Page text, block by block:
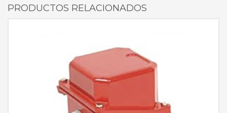
PRODUCTOS RELACIONADOS